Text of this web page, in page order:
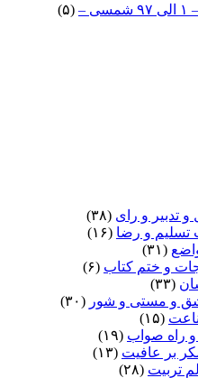
–
(۵)
تدبیر و رای (۳۸)
تسلیم و رضا (۱۶)
(۳۱)
و ختم کتاب (۶)
(۳۳)
و مستی و شور (۳۰)
(۱۵)
و راه صواب (۱۹)
بر عافیت (۱۳)
تربیت (۲۸)